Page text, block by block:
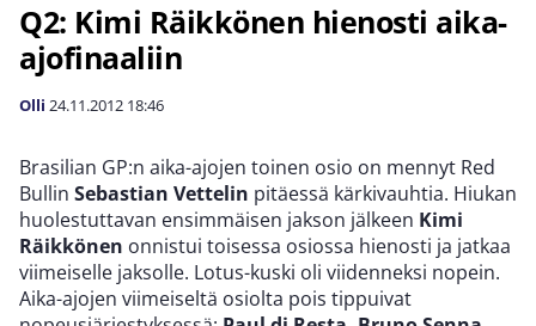
Q2: Kimi Räikkönen hienosti aika-
ajofinaaliin
Olli 24.11.2012 18:46
Brasilian GP:n aika-ajojen toinen osio on mennyt Red
Bullin Sebastian Vettelin pitäessä kärkivauhtia. Hiukan
huolestuttavan ensimmäisen jakson jälkeen Kimi
Räikkönen onnistui toisessa osiossa hienosti ja jatkaa
viimeiselle jaksolle. Lotus-kuski oli viidenneksi nopein.
Aika-ajojen viimeiseltä osiolta pois tippuivat